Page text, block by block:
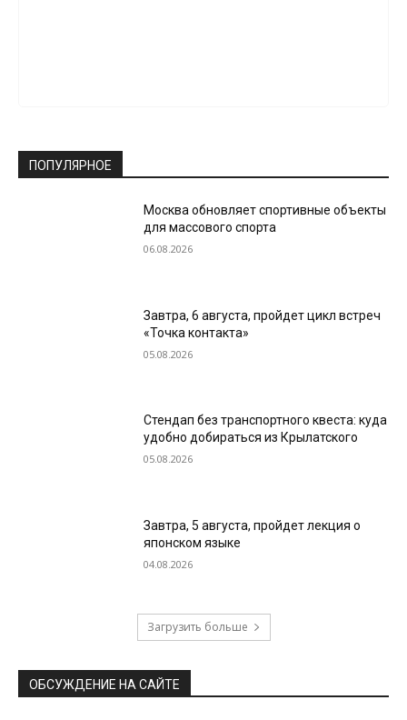
ПОПУЛЯРНОЕ
Москва обновляет спортивные объекты
для массового спорта
06.08.2026
Завтра, 6 августа, пройдет цикл встреч
«Точка контакта»
05.08.2026
Стендап без транспортного квеста: куда
удобно добираться из Крылатского
05.08.2026
Завтра, 5 августа, пройдет лекция о
японском языке
04.08.2026
Загрузить больше
ОБСУЖДЕНИЕ НА САЙТЕ